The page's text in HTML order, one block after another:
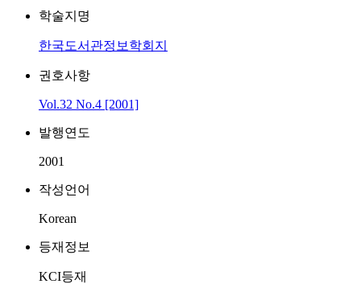
학술지명
한국도서관정보학회지
권호사항
Vol.32 No.4 [2001]
발행연도
2001
작성언어
Korean
등재정보
KCI등재